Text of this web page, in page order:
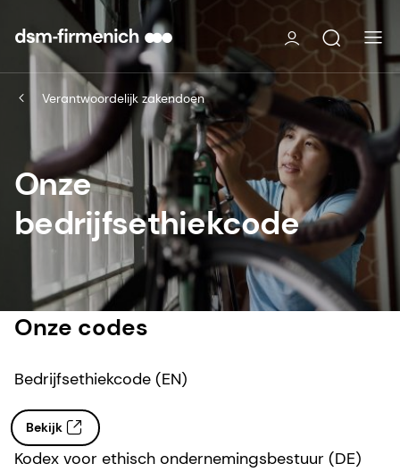
Verantwoordelijk zakendoen
Onze
bedrijfsethiekcode
Onze codes
Bedrijfsethiekcode (EN)
Bekijk
Kodex voor ethisch ondernemingsbestuur (DE)